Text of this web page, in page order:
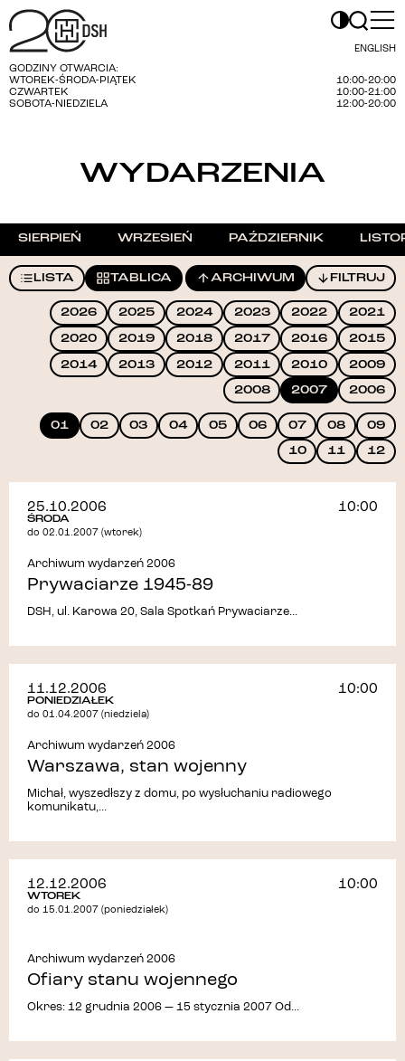
ENGLISH
GODZINY OTWARCIA:
WTOREK-ŚRODA-PIĄTEK
10:00-20:00
CZWARTEK
10:00-21:00
SOBOTA-NIEDZIELA
12:00-20:00
WYDARZENIA
SIERPIEŃ WRZESIEŃ PAŹDZIERNIK
LISTA TABLICA ARCHIWUM FILTRUJ
2026 2025 2024 2023 2022
2021
2020
2019 2018 2017 2016
2015
2014
2013 2012 2011 2010
2009
2008
2007 2006
01 02 03 04 05 06 07 08
09
10
11 12
25.10.2006
ŚRODA
do 02.01.2007 (wtorek)
10:00
Archiwum wydarzeń 2006
Prywaciarze 1945-89
DSH, ul. Karowa 20, Sala Spotkań Prywaciarze...
11.12.2006
PONIEDZIAŁEK
do 01.04.2007 (niedziela)
10:00
Archiwum wydarzeń 2006
Warszawa, stan wojenny
Michał, wyszedłszy z domu, po wysłuchaniu radiowego
komunikatu,...
12.12.2006
WTOREK
do 15.01.2007 (poniedziałek)
10:00
Archiwum wydarzeń 2006
Ofiary stanu wojennego
Okres: 12 grudnia 2006 — 15 stycznia 2007 Od...